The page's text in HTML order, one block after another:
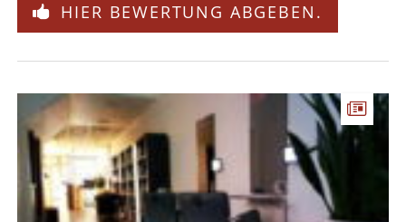
HIER BEWERTUNG ABGEBEN.